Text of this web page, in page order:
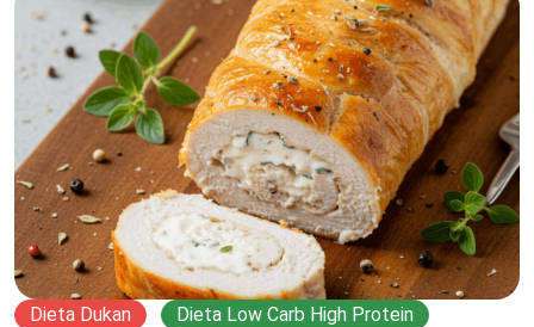
Dieta Dukan
Dieta Low Carb High Protein